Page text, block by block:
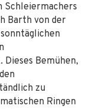
Schleiermachers
Barth von der
Bemühen,
zu
Ringen